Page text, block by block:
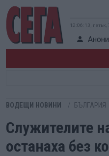
12:06:14, петък,
ВОДЕЩИ НОВИНИ БЪЛГАРИЯ
Служителите
останаха без